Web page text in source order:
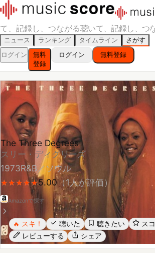
て、記録し、つながる聴いて、記録し、つ
ニュース ランキング タイムライン
さがす
ログイン
無料
登録
ログイン 無料登録
The Three Degrees
スリー・ディグリーズ
1973R&B／ソウル
★
★★
★★
★ ★
★★
★5.00（1人が評価）
Amazonで探す
スキ！ 聴いた 聴きたい スコア
レビューする シェア